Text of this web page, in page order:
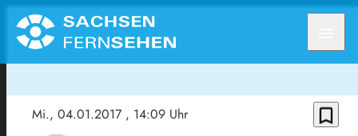
Mi., 04.01.2017 , 14:09 Uhr bookmark_border